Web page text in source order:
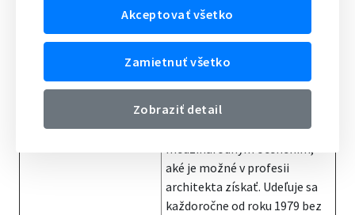
The Pritzker Architecture
Pritzkerova cena za
„Nobelovou cenou za
architektúru“, je
najprestížnejším
medzinárodným ocenením,
aké je možné v profesii
architekta získať. Udeľuje sa
každoročne od roku 1979 bez
Akceptovať všetko
Zamietnuť všetko
Zobraziť detail